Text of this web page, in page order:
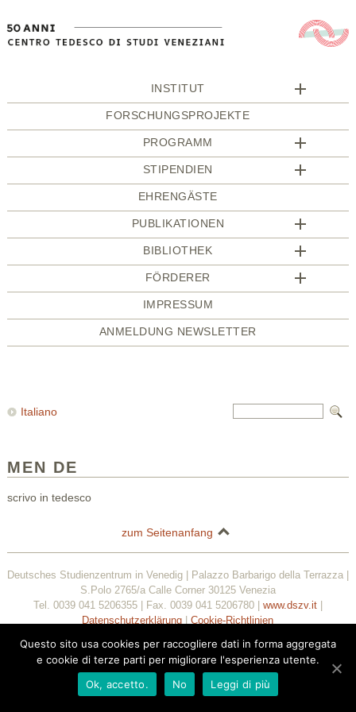
INSTITUT
FORSCHUNGSPROJEKTE
PROGRAMM
STIPENDIEN
EHRENGÄSTE
PUBLIKATIONEN
BIBLIOTHEK
FÖRDERER
IMPRESSUM
ANMELDUNG NEWSLETTER
Italiano
MEN DE
scrivo in tedesco
zum Seitenanfang
Deutsches Studienzentrum in Venedig | Palazzo Barbarigo della Terrazza |
S.Polo 2765/a Calle Corner 30125 Venezia
Tel. 0039 041 5206355 | Fax. 0039 041 5206780 | www.dszv.it|
Datenschutzerklärung |Cookie-Richtlinien
Questo sito usa i cookie per migliorare la tua esperienza di
navigazione. Clicca
Accetta
per continuare la navigazione.
Leggi tutto
Questo sito usa cookies per raccogliere dati in forma aggregata
e cookie di terze parti per migliorare l'esperienza utente.
Ok, accetto.
No Leggi di più